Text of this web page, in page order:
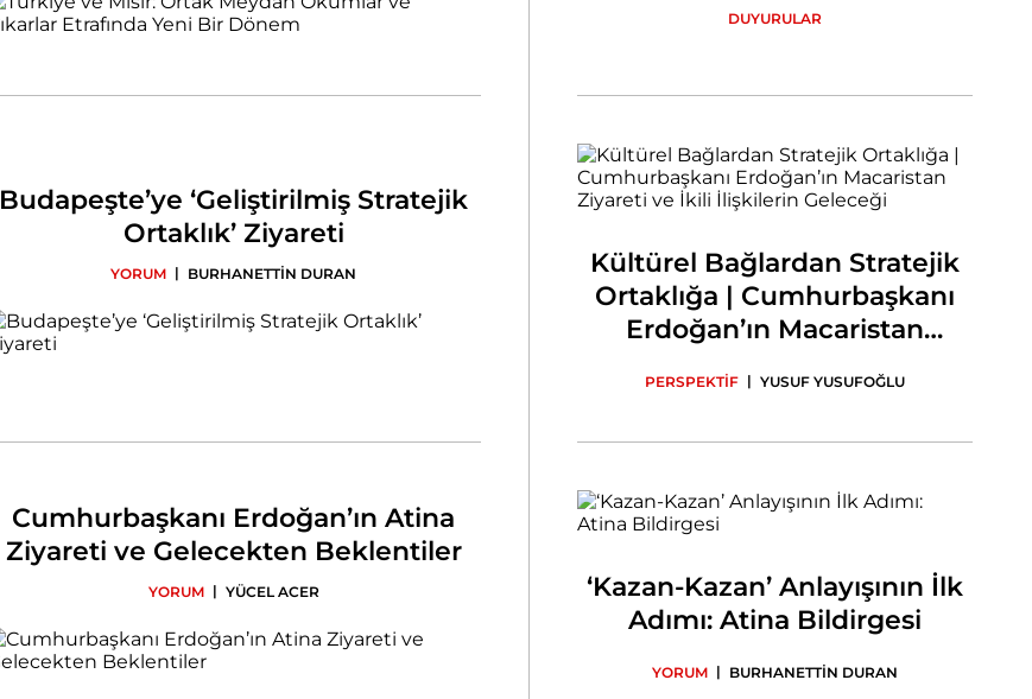
DUYURULAR
Budapeşte’ye ‘Geliştirilmiş Stratejik
Ortaklık’ Ziyareti
YORUM | BURHANETTİN DURAN
Kültürel Bağlardan Stratejik
Ortaklığa | Cumhurbaşkanı
Erdoğan’ın Macaristan
Geleceği
PERSPEKTİF | YUSUF YUSUFOĞLU
Cumhurbaşkanı Erdoğan’ın Atina
Ziyareti ve Gelecekten Beklentiler
YORUM | YÜCEL ACER
‘Kazan-Kazan’ Anlayışının İlk
Adımı: Atina Bildirgesi
YORUM | BURHANETTİN DURAN